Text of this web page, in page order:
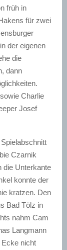
früh in
für zwei
der eigenen
die
dann
Charlie
Josef
Czarnik
die Unterkante
konnte der
kratzen. Den
Bad Tölz in
nahm Cam
Langmann
Ecke nicht